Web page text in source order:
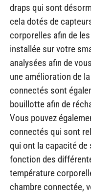
draps qui sont
cela dotés de
corporelles afin de
installée sur votre
analysées afin de
une amélioration de
connectés sont
bouillotte afin de
Vous pouvez
connectés qui sont
qui ont la capacité
fonction des
température
chambre connectée,